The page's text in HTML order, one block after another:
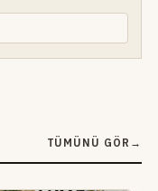
TÜMÜNÜ GÖR →